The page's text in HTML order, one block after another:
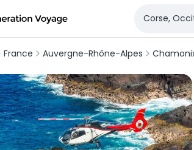
France Auvergne-Rhône-Alpes